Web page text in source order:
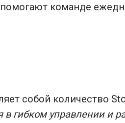
команде
собой количество
гибком управлении и